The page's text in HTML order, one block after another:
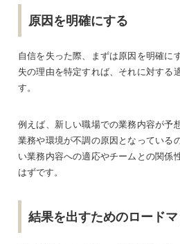
原因を明確にする
自信を失った際、まずは原因を明確に
失の理由を特定すれば、それに対する
す。
例えば、新しい職場での業務内容が予
業務や環境が不調の原因となっている
い業務内容への適応やチームとの関係
はずです。
結果を出すためのロード